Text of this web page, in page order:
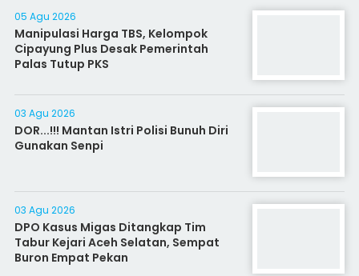
05 Agu 2026
Manipulasi Harga TBS, Kelompok
Cipayung Plus Desak Pemerintah
Palas Tutup PKS
03 Agu 2026
DOR...!!! Mantan Istri Polisi Bunuh Diri
Gunakan Senpi
03 Agu 2026
DPO Kasus Migas Ditangkap Tim
Tabur Kejari Aceh Selatan, Sempat
Buron Empat Pekan